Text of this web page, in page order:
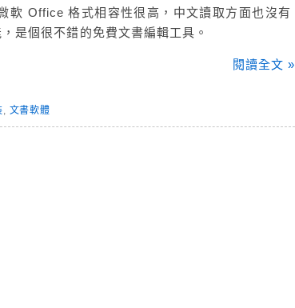
Office 格式相容性很高，中文讀取方面也沒有
是個很不錯的免費文書編輯工具。
閱讀全文 »
, 文書軟體